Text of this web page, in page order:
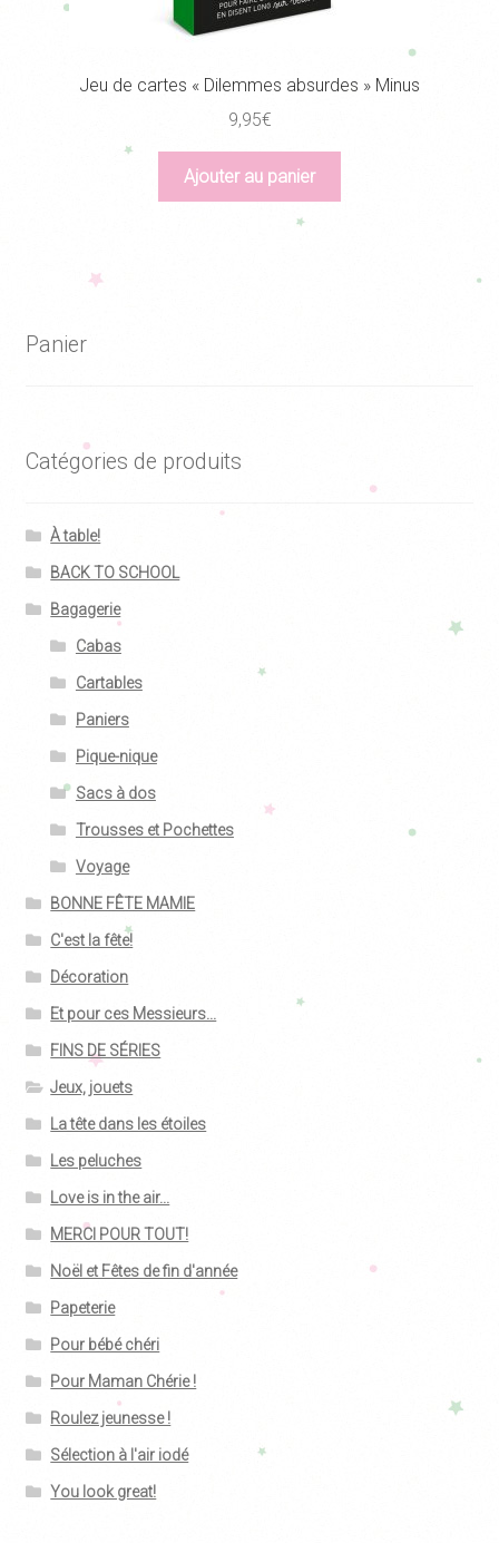
Jeu de cartes « Dilemmes absurdes » Minus
9,95€
Ajouter au panier
Panier
Catégories de produits
À table!
BACK TO SCHOOL
Bagagerie
Cabas
Cartables
Paniers
Pique-nique
Sacs à dos
Trousses et Pochettes
Voyage
BONNE FÊTE MAMIE
C'est la fête!
Décoration
Et pour ces Messieurs...
FINS DE SÉRIES
Jeux, jouets
La tête dans les étoiles
Les peluches
Love is in the air...
MERCI POUR TOUT!
Noël et Fêtes de fin d'année
Papeterie
Pour bébé chéri
Pour Maman Chérie !
Roulez jeunesse !
Sélection à l'air iodé
You look great!